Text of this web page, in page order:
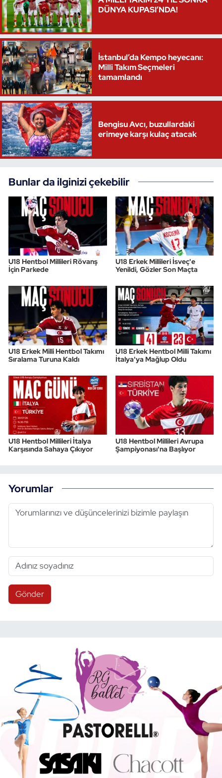
DÜNYA KUPASI’NDA!
İstanbul’da Kempo heyecanı:
Milli Takım Seçmeleri
tamamlandı
Bengisu Avcı, buzullardaki
erimeye karşı kulaç atacak
Bunlar da ilginizi çekebilir
U18 Hentbol Millileri Rövanş
İçin Parkede
U18 Erkek Millileri İsveç'e
Yenildi, Gözler Son Maçta
U18 Erkek Milli Hentbol Takımı
Sıralama Turuna Kaldı
U18 Erkek Hentbol Milli Takımı
İtalya'ya Mağlup Oldu
U18 Hentbol Millileri İtalya
Karşısında Sahaya Çıkıyor
U18 Hentbol Millileri Avrupa
Şampiyonası'na Başlıyor
Yorumlar
Gönder
Triatlon
Voleybol
Vücut Geliştirme Fitness
Wushu Kungfu
Yelken
Yüzme